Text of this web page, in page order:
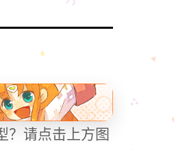
？请点击上方图